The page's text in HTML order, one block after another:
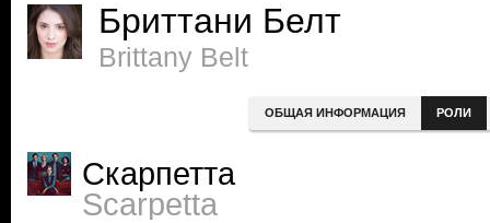
Бриттани Белт
Brittany Belt
ОБЩАЯ ИНФОРМАЦИЯ РОЛИ
Скарпетта
Scarpetta